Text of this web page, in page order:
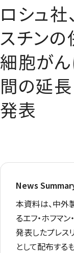
ロシュ社
スチン
細胞が
間の延
発表
News
本資料は、中外
るエフ・ホフマ
発表したプレス
として配布する